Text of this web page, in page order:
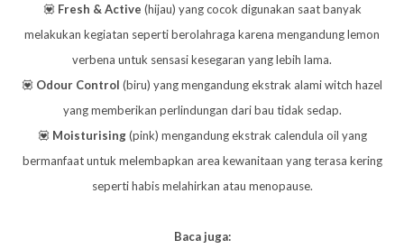
💟 Fresh & Active (hijau) yang cocok digunakan saat banyak
melakukan kegiatan seperti berolahraga karena mengandung lemon
verbena untuk sensasi kesegaran yang lebih lama.
💟 Odour Control (biru) yang mengandung ekstrak alami witch hazel
yang memberikan perlindungan dari bau tidak sedap.
💟 Moisturising(pink) mengandung ekstrak calendula oil yang
bermanfaat untuk melembapkan area kewanitaan yang terasa kering
seperti habis melahirkan atau menopause.
Baca juga: